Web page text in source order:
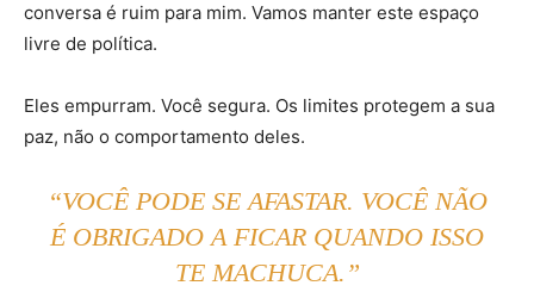
conversa é ruim para mim. Vamos manter este espaço
livre de política.
Eles empurram. Você segura. Os limites protegem a sua
paz, não o comportamento deles.
“VOCÊ PODE SE AFASTAR. VOCÊ NÃO
É OBRIGADO A FICAR QUANDO ISSO
TE MACHUCA.”